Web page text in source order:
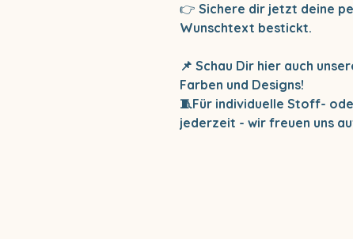
👉 Sichere dir jetzt deine
Wunschtext bestickt.
📌 Schau Dir hier auch
Farben und Designs!
🧵Für individuelle Stoff-
jederzeit - wir freuen uns